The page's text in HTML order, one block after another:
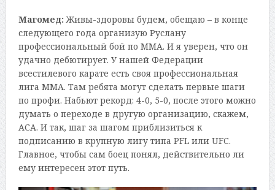
Магомед: Живы-здоровы будем, обещаю – в конце
следующего года организую Руслану
профессиональный бой по ММА. И я уверен, что он
удачно дебютирует. У нашей Федерации
всестилевого карате есть своя профессиональная
лига ММА. Там ребята могут сделать первые шаги
по профи. Набьют рекорд: 4-0, 5-0, после этого можно
думать о переходе в другую организацию, скажем,
АСА. И так, шаг за шагом приблизиться к
подписанию в крупную лигу типа PFL или UFC.
Главное, чтобы сам боец понял, действительно ли
ему интересен этот путь.